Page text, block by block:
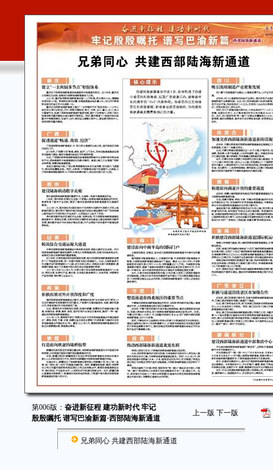
第006版： 奋进新征程 建功新时代 牢记
殷殷嘱托 谱写巴渝新篇·西部陆海新通道
上一版 下一版
兄弟同心 共建西部陆海新通道